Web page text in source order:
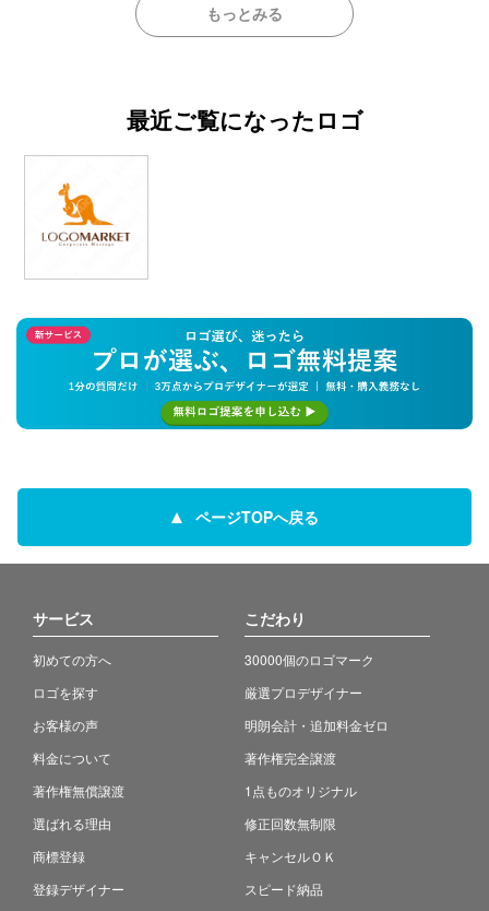
もっとみる
最近ご覧になったロゴ
ページTOPへ戻る
サービス
初めての方へ
ロゴを探す
お客様の声
料金について
著作権無償譲渡
選ばれる理由
商標登録
登録デザイナー
こだわり
30000個のロゴマーク
厳選プロデザイナー
明朗会計・追加料金ゼロ
著作権完全譲渡
1点ものオリジナル
修正回数無制限
キャンセルＯＫ
スピード納品